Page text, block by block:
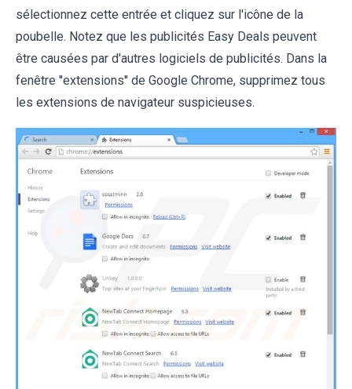
sélectionnez cette entrée et cliquez sur l'icône de la
poubelle. Notez que les publicités Easy Deals peuvent
être causées par d'autres logiciels de publicités. Dans la
fenêtre ''extensions'' de Google Chrome, supprimez tous
les extensions de navigateur suspicieuses.